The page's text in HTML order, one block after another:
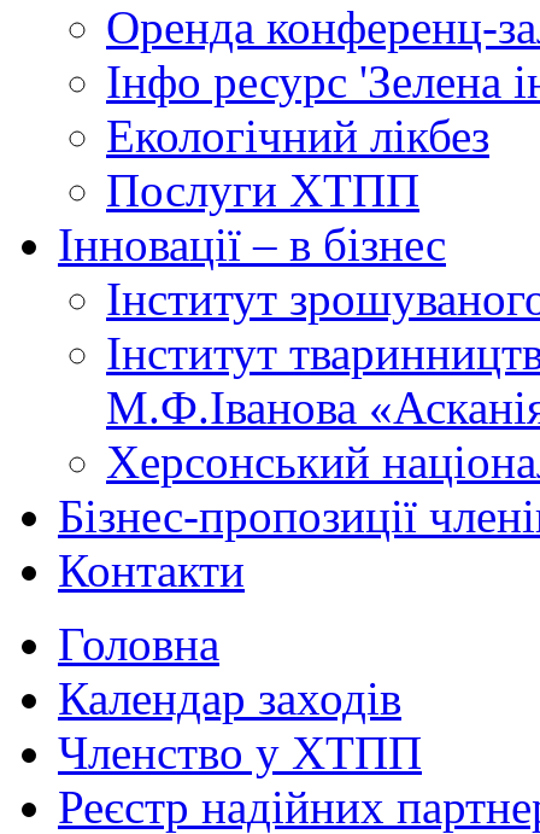
Оренда конференц-
Інфо ресурс 'Зелена
Екологічний лікбез
Послуги ХТПП
Інновації – в бізнес
Інститут
Інститут
М.Ф.Іванова
Херсонський
Бізнес-пропозиції
Контакти
Головна
Календар заходів
Членство у ХТПП
Реєстр надійних